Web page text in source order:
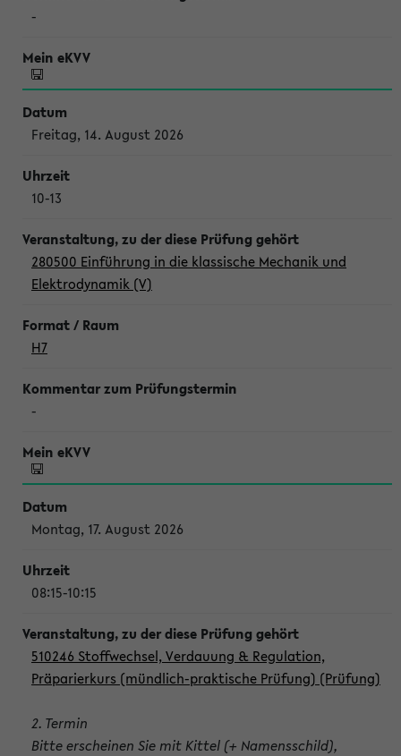
-
Freitag, 14. August 2026
10-13
280500 Einführung in die klassische Mechanik und
Elektrodynamik (V)
H7
-
Montag, 17. August 2026
08:15-10:15
510246 Stoffwechsel, Verdauung & Regulation,
Präparierkurs (mündlich-praktische Prüfung) (Prüfung)
2. Termin
Bitte erscheinen Sie mit Kittel (+ Namensschild),